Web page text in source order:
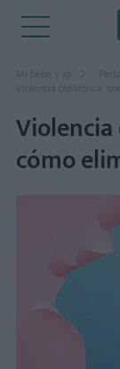
Mi bebé y yo Parto
Violencia obstétrica:
cómo